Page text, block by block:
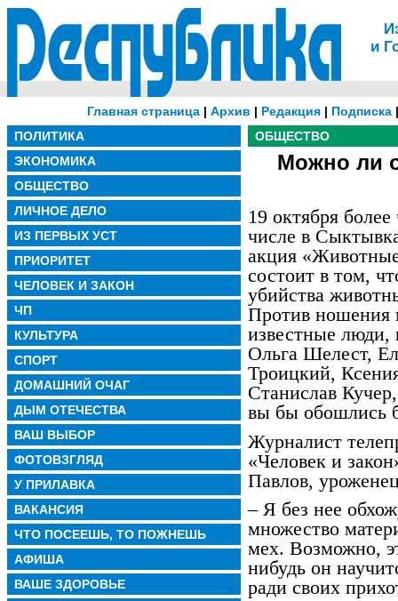
и
Главная страница | Архив | Редакция | Подписка
ПОЛИТИКА
ЭКОНОМИКА
ОБЩЕСТВО
ЛИЧНОЕ ДЕЛО
ИЗ ПЕРВЫХ УСТ
ПРИОРИТЕТ
ЧЕЛОВЕК И ЗАКОН
ЧП
КУЛЬТУРА
СПОРТ
ДОМАШНИЙ ОЧАГ
ДЫМ ОТЕЧЕСТВА
ВАШ ВЫБОР
ФОТОВЗГЛЯД
У ПРИЛАВКА
ВАКАНСИЯ
ЧТО ПОСЕЕШЬ, ТО ПОЖНЕШЬ
АФИША
ВАШЕ ЗДОРОВЬЕ
ОБЩЕСТВО
Можно ли
19 октября
числе в
акция
состоит в том,
убийства
Против ношения
известные люди,
Ольга Шелест,
Троицкий,
Станислав
вы бы обошлись
Журналист
«Человек и
Павлов,
– Я без нее
множество
мех. Возможно,
нибудь он
ради своих